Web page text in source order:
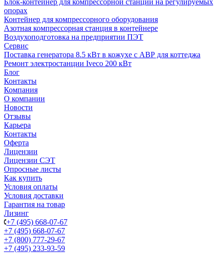
Блок-контейнер для компрессорной станции на регулируемых
опорах
Контейнер для компрессорного оборудования
Азотная компрессорная станция в контейнере
Воздухоподготовка на предприятии ПЭТ
Сервис
Поставка генератора 8.5 кВт в кожухе с АВР для коттеджа
Ремонт электростанции Iveco 200 кВт
Блог
Контакты
Компания
О компании
Новости
Отзывы
Карьера
Контакты
Оферта
Лицензии
Лицензии СЭТ
Опросные листы
Как купить
Условия оплаты
Условия доставки
Гарантия на товар
Лизинг
+7 (495) 668-07-67
+7 (495) 668-07-67
+7 (800) 777-29-67
+7 (495) 233-93-59